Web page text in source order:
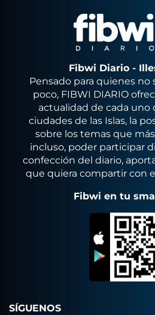
Fibwi Diario -
Pensado para quienes no
poco, FIBWI DIARIO
actualidad de cada uno
ciudades de las Islas, la
sobre los temas que
incluso, poder participar
confección del diario,
que quiera compartir con
Fibwi en tu
SÍGUENOS